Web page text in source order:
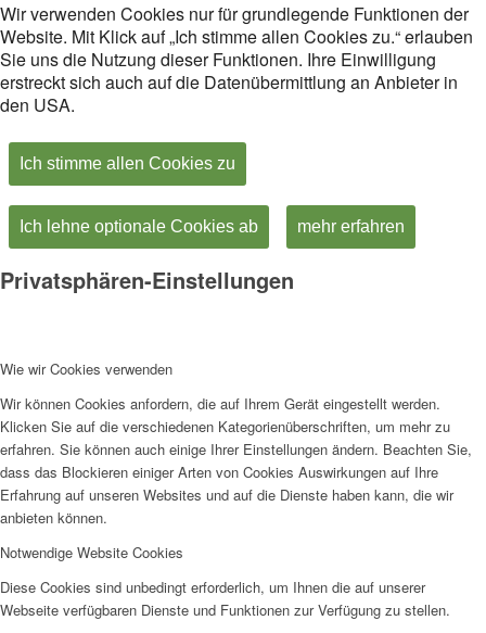
Wir verwenden Cookies nur für grundlegende Funktionen der
Website. Mit Klick auf „Ich stimme allen Cookies zu.“ erlauben
Sie uns die Nutzung dieser Funktionen. Ihre Einwilligung
erstreckt sich auch auf die Datenübermittlung an Anbieter in
den USA.
Ich stimme allen Cookies zu
Ich lehne optionale Cookies ab mehr erfahren
Privatsphären-Einstellungen
Wie wir Cookies verwenden
Wir können Cookies anfordern, die auf Ihrem Gerät eingestellt werden.
Klicken Sie auf die verschiedenen Kategorienüberschriften, um mehr zu
erfahren. Sie können auch einige Ihrer Einstellungen ändern. Beachten Sie,
dass das Blockieren einiger Arten von Cookies Auswirkungen auf Ihre
Erfahrung auf unseren Websites und auf die Dienste haben kann, die wir
anbieten können.
Notwendige Website Cookies
Diese Cookies sind unbedingt erforderlich, um Ihnen die auf unserer
Webseite verfügbaren Dienste und Funktionen zur Verfügung zu stellen.